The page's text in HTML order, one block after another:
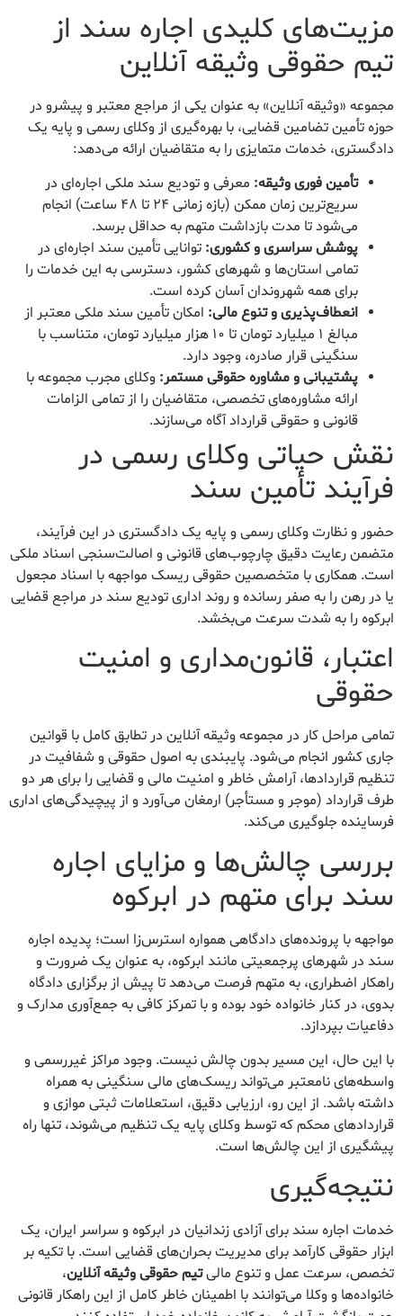
مزیت‌های کلیدی اجاره سند از
تیم حقوقی وثیقه آنلاین
مجموعه «وثیقه آنلاین» به عنوان یکی از مراجع معتبر و پیشرو در
حوزه تأمین تضامین قضایی، با بهره‌گیری از وکلای رسمی و پایه یک
دادگستری، خدمات متمایزی را به متقاضیان ارائه می‌دهد:
تأمین فوری وثیقه: معرفی و تودیع سند ملکی اجاره‌ای در
سریع‌ترین زمان ممکن (بازه زمانی ۲۴ تا ۴۸ ساعت) انجام
می‌شود تا مدت بازداشت متهم به حداقل برسد.
پوشش سراسری و کشوری: توانایی تأمین سند اجاره‌ای در
تمامی استان‌ها و شهرهای کشور، دسترسی به این خدمات را
برای همه شهروندان آسان کرده است.
انعطاف‌پذیری و تنوع مالی: امکان تأمین سند ملکی معتبر از
مبالغ ۱ میلیارد تومان تا ۱۰ هزار میلیارد تومان، متناسب با
سنگینی قرار صادره، وجود دارد.
پشتیبانی و مشاوره حقوقی مستمر: وکلای مجرب مجموعه با
ارائه مشاوره‌های تخصصی، متقاضیان را از تمامی الزامات
قانونی و حقوقی قرارداد آگاه می‌سازند.
نقش حیاتی وکلای رسمی در
فرآیند تأمین سند
حضور و نظارت وکلای رسمی و پایه یک دادگستری در این فرآیند،
متضمن رعایت دقیق چارچوب‌های قانونی و اصالت‌سنجی اسناد ملکی
است. همکاری با متخصصین حقوقی ریسک مواجهه با اسناد مجعول
یا در رهن را به صفر رسانده و روند اداری تودیع سند در مراجع قضایی
ابرکوه را به شدت سرعت می‌بخشد.
اعتبار، قانون‌مداری و امنیت
حقوقی
تمامی مراحل کار در مجموعه وثیقه آنلاین در تطابق کامل با قوانین
جاری کشور انجام می‌شود. پایبندی به اصول حقوقی و شفافیت در
تنظیم قراردادها، آرامش خاطر و امنیت مالی و قضایی را برای هر دو
طرف قرارداد (موجر و مستأجر) ارمغان می‌آورد و از پیچیدگی‌های اداری
فرساینده جلوگیری می‌کند.
بررسی چالش‌ها و مزایای اجاره
سند برای متهم در ابرکوه
مواجهه با پرونده‌های دادگاهی همواره استرس‌زا است؛ پدیده اجاره
سند در شهرهای پرجمعیتی مانند ابرکوه، به عنوان یک ضرورت و
راهکار اضطراری، به متهم فرصت می‌دهد تا پیش از برگزاری دادگاه
بدوی، در کنار خانواده خود بوده و با تمرکز کافی به جمع‌آوری مدارک و
دفاعیات بپردازد.
با این حال، این مسیر بدون چالش نیست. وجود مراکز غیررسمی و
واسطه‌های نامعتبر می‌تواند ریسک‌های مالی سنگینی به همراه
داشته باشد. از این رو، ارزیابی دقیق، استعلامات ثبتی موازی و
قراردادهای محکم که توسط وکلای پایه یک تنظیم می‌شوند، تنها راه
پیشگیری از این چالش‌ها است.
نتیجه‌گیری
خدمات اجاره سند برای آزادی زندانیان در ابرکوه و سراسر ایران، یک
ابزار حقوقی کارآمد برای مدیریت بحران‌های قضایی است. با تکیه بر
تخصص، سرعت عمل و تنوع مالیتیم حقوقی وثیقه آنلاین،
خانواده‌ها و وکلا می‌توانند با اطمینان خاطر کامل از این راهکار قانونی